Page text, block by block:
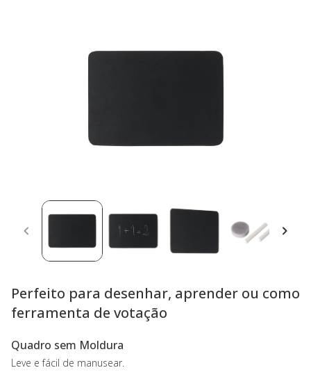
Perfeito para desenhar, aprender ou como
ferramenta de votação
Quadro sem Moldura
Leve e fácil de manusear.